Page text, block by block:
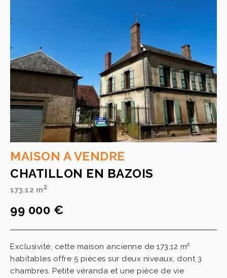
MAISON A VENDRE
CHATILLON EN BAZOIS
173.12 m2
99 000 €
Exclusivité, cette maison ancienne de 173,12 m²
habitables offre 5 pièces sur deux niveaux, dont 3
chambres. Petite véranda et une pièce de vie